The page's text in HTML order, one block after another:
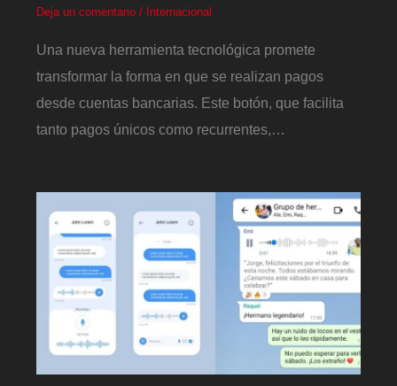
Deja un comentario / Internacional
Una nueva herramienta tecnológica promete
transformar la forma en que se realizan pagos
desde cuentas bancarias. Este botón, que facilita
tanto pagos únicos como recurrentes,…